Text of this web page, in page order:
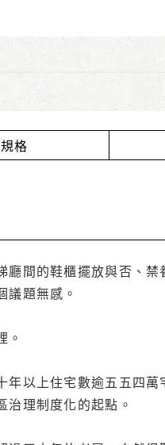
規格
間的鞋櫃擺放與否、
題無感。
。
以上住宅數逾五五四
理制度化的起點。